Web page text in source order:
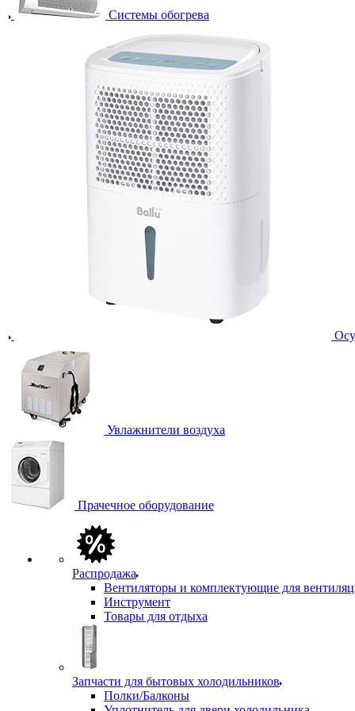
Системы обогрева
Увлажнители воздуха
Прачечное оборудование
Распродажа
Вентиляторы и комплектующие для
Инструмент
Товары для отдыха
Запчасти для бытовых холодильников
Полки/Балконы